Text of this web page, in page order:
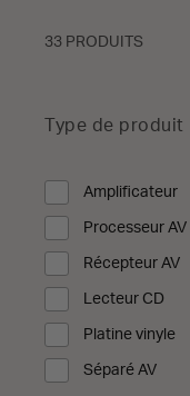
33 PRODUITS
Type de produit
Amplificateur
Affiner par Type
Processeur AV
Affiner par Type
Récepteur AV
Affiner par Type
Lecteur CD
Affiner par Type
Platine vinyle
Affiner par Type
Séparé AV
Affiner par Type